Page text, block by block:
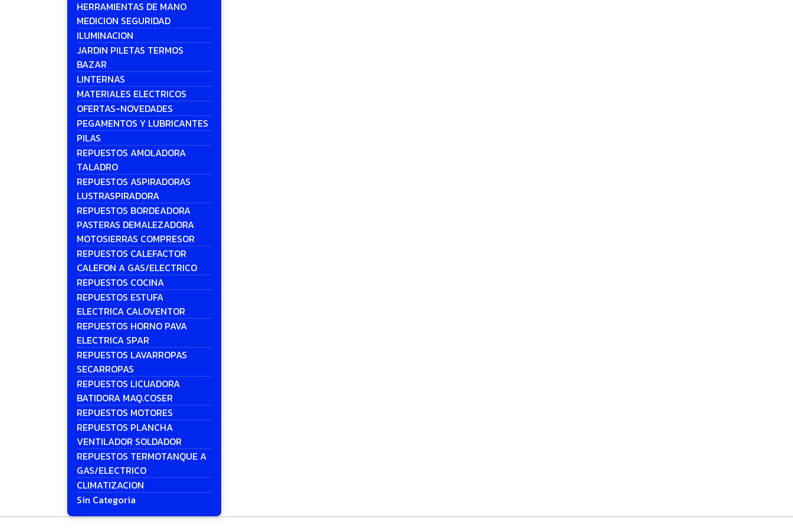
HERRAMIENTAS DE MANO
MEDICION SEGURIDAD
ILUMINACION
JARDIN PILETAS TERMOS
BAZAR
LINTERNAS
MATERIALES ELECTRICOS
OFERTAS-NOVEDADES
PEGAMENTOS Y LUBRICANTES
PILAS
REPUESTOS AMOLADORA
TALADRO
REPUESTOS ASPIRADORAS
LUSTRASPIRADORA
REPUESTOS BORDEADORA
PASTERAS DEMALEZADORA
MOTOSIERRAS COMPRESOR
REPUESTOS CALEFACTOR
CALEFON A GAS/ELECTRICO
REPUESTOS COCINA
REPUESTOS ESTUFA
ELECTRICA CALOVENTOR
REPUESTOS HORNO PAVA
ELECTRICA SPAR
REPUESTOS LAVARROPAS
SECARROPAS
REPUESTOS LICUADORA
BATIDORA MAQ.COSER
REPUESTOS MOTORES
REPUESTOS PLANCHA
VENTILADOR SOLDADOR
REPUESTOS TERMOTANQUE A
GAS/ELECTRICO
CLIMATIZACION
Sin Categoria